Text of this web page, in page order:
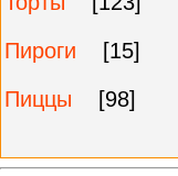
Пироги
[15]
Пиццы
[98]